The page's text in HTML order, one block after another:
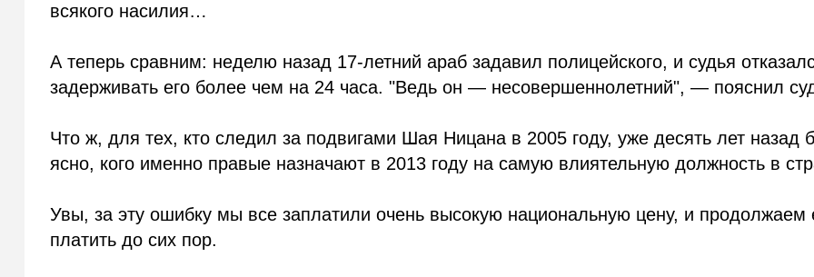
всякого насилия…
А теперь сравним: неделю назад 17-летний араб задавил полицейского, и судья
задерживать его более чем на 24 часа. "Ведь он — несовершеннолетний", — пояснил
Что ж, для тех, кто следил за подвигами Шая Ницана в 2005 году, уже десять лет назад
ясно, кого именно правые назначают в 2013 году на самую влиятельную должность в
Увы, за эту ошибку мы все заплатили очень высокую национальную цену, и продолжаем
платить до сих пор.